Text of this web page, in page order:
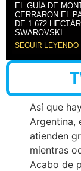
EL GUÍA DE
CERRARON EL
DE 1.672
SWAROVSKI.
SEGUIR LEYENDO
Así que
Argentina,
atienden
mientras
Acabo de